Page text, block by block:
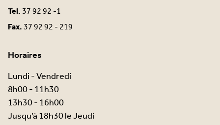
Tel.37 92 92 -1
Fax.37 92 92 - 219
Horaires
Lundi - Vendredi
8h00 - 11h30
13h30 - 16h00
Jusqu’à 18h30 le Jeudi